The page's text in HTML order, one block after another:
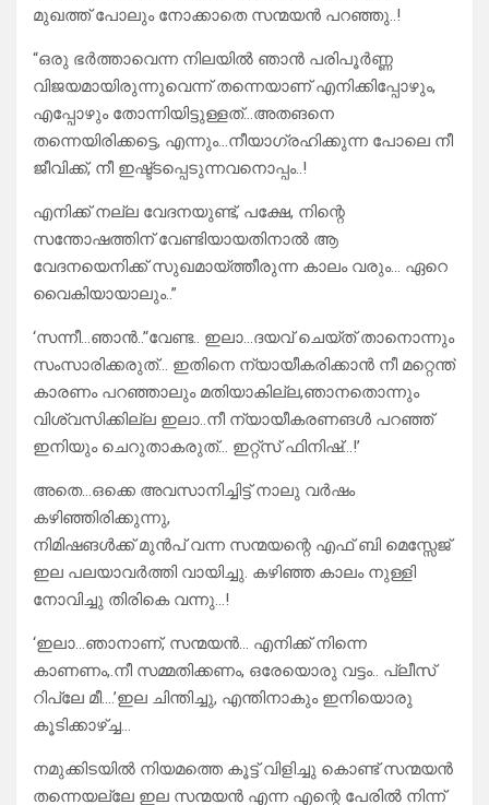
മുഖത്ത് പോലും നോക്കാതെ സന്മയൻ പറഞ്ഞു..!
“ഒരു ഭർത്താവെന്ന നിലയിൽ ഞാൻ പരിപൂർണ്ണ
വിജയമായിരുന്നുവെന്ന് തന്നെയാണ് എനിക്കിപ്പോഴും‌,
എപ്പോഴും തോന്നിയിട്ടുള്ളത്…അതങനെ
തന്നെയിരിക്കട്ടെ, എന്നും…നീയാഗ്രഹിക്കുന്ന പോലെ നീ
ജീവിക്ക്, നീ ഇഷ്ട്ടപ്പെടുന്നവനൊപ്പം..!
എനിക്ക് നല്ല വേദനയുണ്ട്, പക്ഷേ, നിന്റെ
സന്തോഷത്തിന് വേണ്ടിയായതിനാൽ ആ
വേദനയെനിക്ക് സുഖമായ്ത്തീരുന്ന കാലം വരും… ഏറെ
വൈകിയായാലും..”
‘സന്നീ…ഞാൻ..’‘വേണ്ട.. ഇലാ…ദയവ് ചെയ്ത് താനൊന്നും
സംസാരിക്കരുത്… ഇതിനെ ന്യായീകരിക്കാൻ നീ മറ്റെന്ത്
കാരണം പറഞ്ഞാലും മതിയാകില്ല,ഞാനതൊന്നും
വിശ്വസിക്കില്ല ഇലാ..നീ ന്യായീകരണങൾ പറഞ്ഞ്
ഇനിയും ചെറുതാകരുത്… ഇറ്റ്സ് ഫിനിഷ്…!’
അതെ…ഒക്കെ അവസാനിച്ചിട്ട് നാലു വർഷം
കഴിഞ്ഞിരിക്കുന്നു,
നിമിഷങൾക്ക് മുൻപ് വന്ന സന്മയന്റെ എഫ് ബി മെസ്സേജ്
ഇല പലയാവർത്തി വായിച്ചു. കഴിഞ്ഞ കാലം നുള്ളി
നോവിച്ചു തിരികെ വന്നു…!
‘ഇലാ…ഞാനാണ്, സന്മയൻ… എനിക്ക് നിന്നെ
കാണണം,.നീ സമ്മതിക്കണം, ഒരേയൊരു വട്ടം.. പ്ലീസ്
റിപ്ലേ മീ….’ഇല ചിന്തിച്ചു, എന്തിനാകും ഇനിയൊരു
കൂടിക്കാഴ്ച്ച…
നമുക്കിടയിൽ നിയമത്തെ കൂട്ട് വിളിച്ചു കൊണ്ട് സന്മയൻ
തന്നെയല്ലേ ഇല സന്മയൻ എന്ന എന്റെ പേരിൽ നിന്ന്